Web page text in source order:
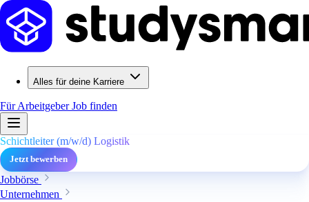
Alles für deine Karriere
Für ArbeitgeberJob finden
Schichtleiter (m/w/d) Logistik
Jetzt bewerben
Jobbörse
Unternehmen